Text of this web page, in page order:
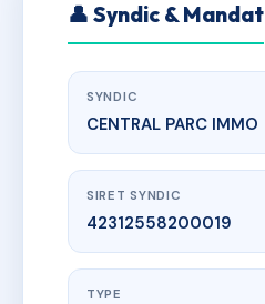
👤 Syndic & Mandat
SYNDIC
CENTRAL PARC IMMO
SIRET SYNDIC
42312558200019
TYPE